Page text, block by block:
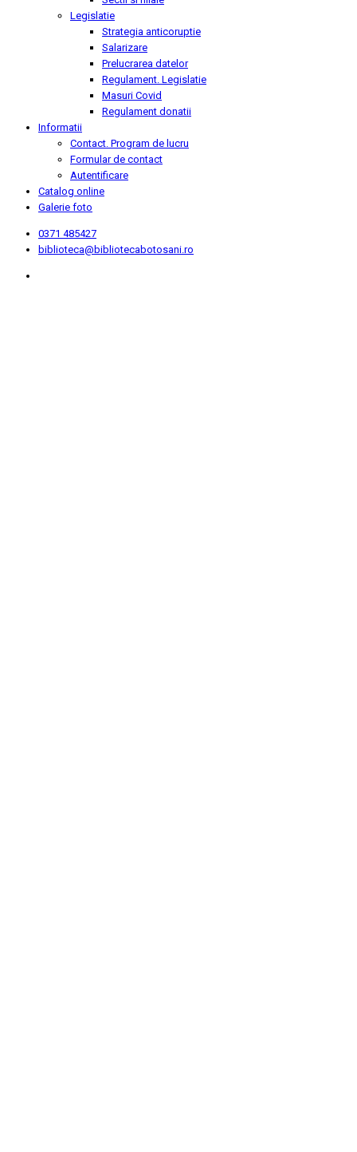
Legislatie
Strategia anticoruptie
Salarizare
Prelucrarea datelor
Regulament. Legislatie
Masuri Covid
Regulament donatii
Informatii
Contact. Program de lucru
Formular de contact
Autentificare
Catalog online
Galerie foto
0371 485427
biblioteca@bibliotecabotosani.ro